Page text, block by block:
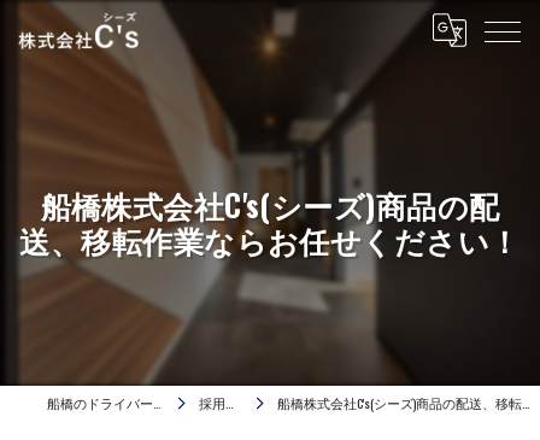
船橋株式会社C's(シーズ)商品の配
送、移転作業ならお任せください！
採用ブログ 船橋株式会社C's(シーズ)商品の配送、移転作業ならお任せください！